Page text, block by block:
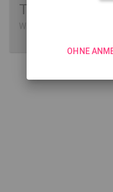
Tutorials
Wie man MathCityMap
OHNE